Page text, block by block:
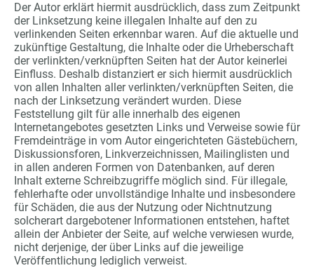
Der Autor erklärt hiermit ausdrücklich, dass zum Zeitpunkt
der Linksetzung keine illegalen Inhalte auf den zu
verlinkenden Seiten erkennbar waren. Auf die aktuelle und
zukünftige Gestaltung, die Inhalte oder die Urheberschaft
der verlinkten/verknüpften Seiten hat der Autor keinerlei
Einfluss. Deshalb distanziert er sich hiermit ausdrücklich
von allen Inhalten aller verlinkten/verknüpften Seiten, die
nach der Linksetzung verändert wurden. Diese
Feststellung gilt für alle innerhalb des eigenen
Internetangebotes gesetzten Links und Verweise sowie für
Fremdeinträge in vom Autor eingerichteten Gästebüchern,
Diskussionsforen, Linkverzeichnissen, Mailinglisten und
in allen anderen Formen von Datenbanken, auf deren
Inhalt externe Schreibzugriffe möglich sind. Für illegale,
fehlerhafte oder unvollständige Inhalte und insbesondere
für Schäden, die aus der Nutzung oder Nichtnutzung
solcherart dargebotener Informationen entstehen, haftet
allein der Anbieter der Seite, auf welche verwiesen wurde,
nicht derjenige, der über Links auf die jeweilige
Veröffentlichung lediglich verweist.